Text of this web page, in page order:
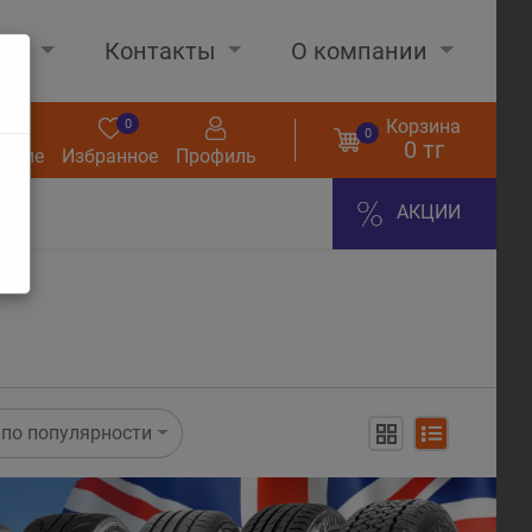
Контакты О компании
Избранное
0
Профиль
0 Корзина
0 тг
АКЦИИ
по популярности